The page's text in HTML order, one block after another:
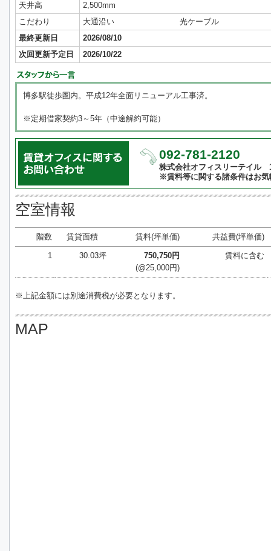
天井高
2,500mm
こだわり
大通沿い
光ケーブル
最終更新日
2026/08/10
次回更新予定日
2026/10/22
博多駅徒歩圏内。平成12年全面リニューアル工事済。
※定期借家契約3～5年（中途解約可能）
092-781-2120
株式会社オフィスリーテイル
※賃料等に関する諸条件はお
空室情報
階数 賃貸面積 賃料(坪単価) 共益費(坪単価)
1 30.03坪
750,750円
(@25,000円)
賃料に含む
※上記金額には別途消費税が必要となります。
MAP